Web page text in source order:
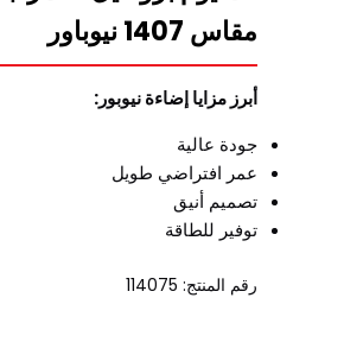
مقاس 1407 نيوباور
أبرز مزايا إضاءة نيوبور:
جودة عالية
عمر افتراضي طويل
تصميم أنيق
توفير للطاقة
رقم المنتج: 114075